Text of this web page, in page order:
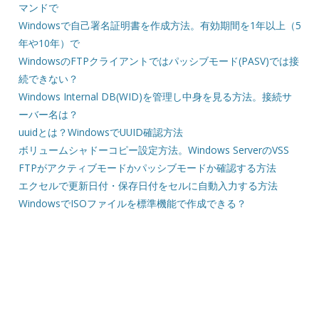
マンドで
Windowsで自己署名証明書を作成方法。有効期間を1年以上（5
年や10年）で
WindowsのFTPクライアントではパッシブモード(PASV)では接
続できない？
Windows Internal DB(WID)を管理し中身を見る方法。接続サ
ーバー名は？
uuidとは？WindowsでUUID確認方法
ボリュームシャドーコピー設定方法。Windows ServerのVSS
FTPがアクティブモードかパッシブモードか確認する方法
エクセルで更新日付・保存日付をセルに自動入力する方法
WindowsでISOファイルを標準機能で作成できる？